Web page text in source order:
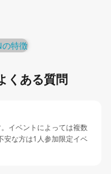
くある質問
イベントによっては複数
安な方は1人参加限定イベ